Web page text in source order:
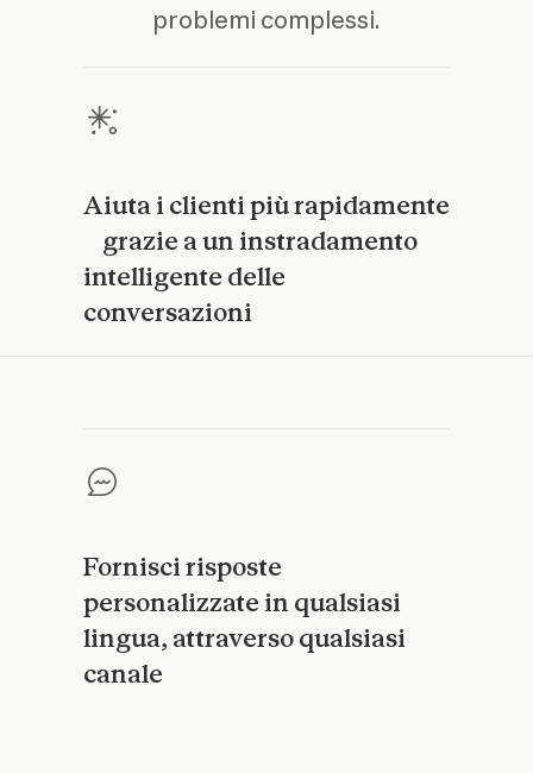
problemi complessi.
Aiuta i clienti più rapidamente
grazie a un instradamento
intelligente delle
conversazioni
Fornisci risposte
personalizzate in qualsiasi
lingua, attraverso qualsiasi
canale